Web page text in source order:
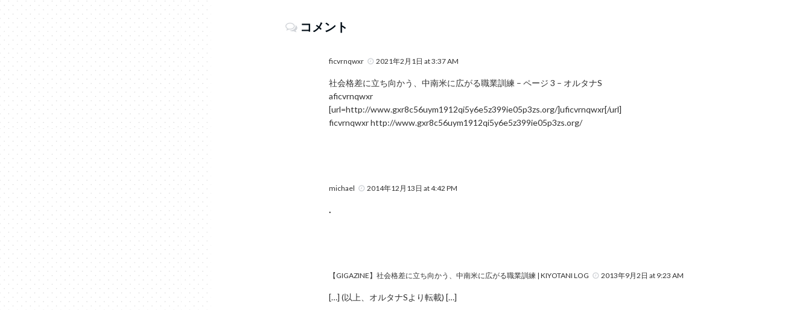
コメント
ficvrnqwxr 2021年2月1日 at 3:37 AM
社会格差に立ち向かう、中南米に広がる職業訓練 – ページ 3 – オルタナS
aficvrnqwxr
[url=http://www.gxr8c56uym1912qi5y6e5z399ie05p3zs.org/]uficvrnqwxr[/url]
ficvrnqwxrhttp://www.gxr8c56uym1912qi5y6e5z399ie05p3zs.org/
michael 2014年12月13日 at 4:42 PM
.
【GIGAZINE】社会格差に立ち向かう、中南米に広がる職業訓練 | KIYOTANI LOG 2013年9月2日 at 9:23 AM
[…] (以上、オルタナSより転載) […]